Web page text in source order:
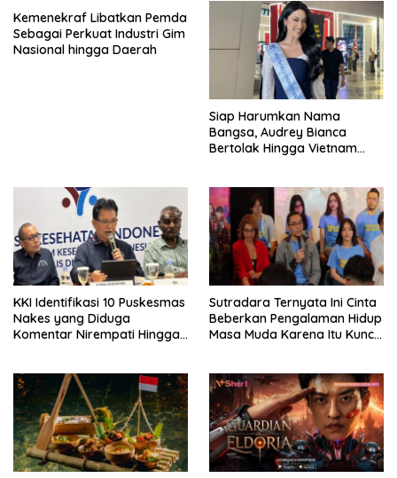
Kemenekraf Libatkan Pemda
Sebagai Perkuat Industri Gim
Nasional hingga Daerah
Siap Harumkan Nama
Bangsa, Audrey Bianca
Bertolak Hingga Vietnam
KKI Identifikasi 10 Puskesmas
Nakes yang Diduga
Komentar Nirempati Hingga
Sutradara Ternyata Ini Cinta
Beberkan Pengalaman Hidup
Masa Muda Karena Itu Kunci
Dua